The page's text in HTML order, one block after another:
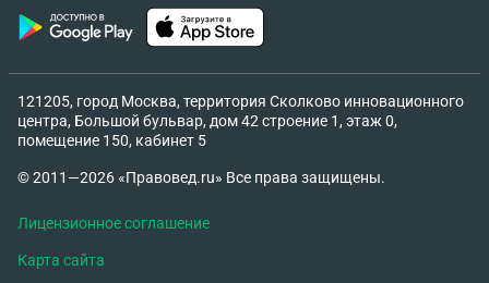
121205, город Москва, территория Сколково инновационного
центра, Большой бульвар, дом 42 строение 1, этаж 0,
помещение 150, кабинет 5
© 2011—2026 «Правовед.ru» Все права защищены.
Лицензионное соглашение
Карта сайта